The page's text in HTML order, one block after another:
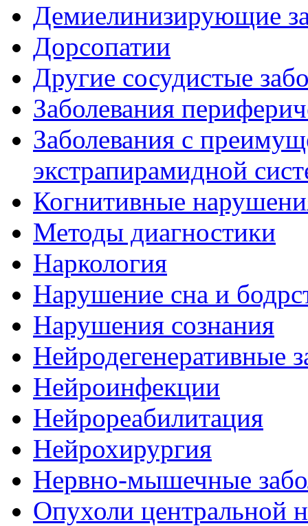
Демиелинизирующие
Дорсопатии
Другие сосудистые
Заболевания
Заболевания с
экстрапирамидной
Когнитивные
Методы диагностики
Наркология
Нарушение сна и
Нарушения сознания
Нейродегенеративные
Нейроинфекции
Нейрореабилитация
Нейрохирургия
Нервно-мышечные
Опухоли центральной